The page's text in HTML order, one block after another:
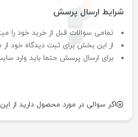
شرایط ارسال پرسش
تمامی سوالات قبل از خرید خود را
از این بخش برای ثبت دیدگاه خود
برای ارسال پرسش حتما باید وارد
اگر سوالی در مورد محصول دارید از